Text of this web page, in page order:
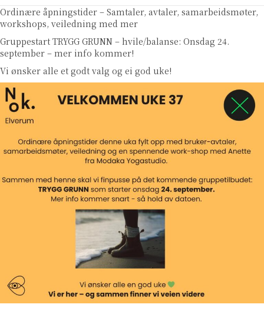
Ordinære åpningstider – Samtaler, avtaler, samarbeidsmøter,
workshops, veiledning med mer
Gruppestart TRYGG GRUNN – hvile/balanse: Onsdag 24.
september – mer info kommer!
Vi ønsker alle et godt valg og ei god uke!